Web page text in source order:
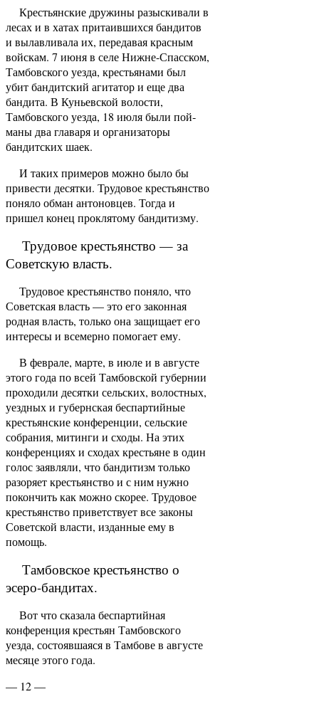
Крестьянские дружины разыскивали в
лесах и в хатах притаившихся бандитов
и вылавливала их, передавая красным
войскам. 7 июня в селе Нижне­-Спасском,
Тамбовского уезда, крестьянами был
убит бандитский агитатор и еще два
бандита. В Куньевской волости,
Тамбовского уезда, 18 июля были пой­
маны два главаря и организаторы
бандитских шаек.
И таких примеров можно было бы
привести де­сятки. Трудовое крестьянство
поняло обман антоновцев. Тогда и
пришел конец проклятому банди­тизму.
Трудовое крестьянство — за
Советскую власть.
Трудовое крестьянство поняло, что
Советская власть — это его законная
родная власть, только она защищает его
интересы и всемерно помогает ему.
В феврале, марте, в июле и в августе
этого года по всей Тамбовской губернии
проходили десятки сельских, волостных,
уездных и губернская беспар­тийные
крестьянские конференции, сельские
соб­рания, митинги и сходы. На этих
конференциях и сходах крестьяне в один
голос заявляли, что банди­тизм только
разоряет крестьянство и с ним нужно
покончить как можно скорее. Трудовое
крестьянство приветствует все законы
Советской власти, издан­ные ему в
помощь.
Тамбовское крестьянство о
эсеро-бандитах.
Вот что сказала беспартийная
конференция крестьян Тамбовского
уезда, состоявшаяся в Тамбове в августе
месяце этого года.
— 12 —